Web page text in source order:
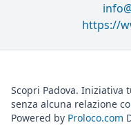
https://
Scopri Padova.
senza alcuna relazione
Powered by Proloco.com